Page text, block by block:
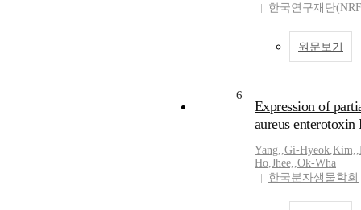
한국연구재단
원문보기
6
Expression of
aureus
Yang,,Gi-Hyeok,Kim,,
Ho,Jhee,,Ok-Wha
한국분자생물학회